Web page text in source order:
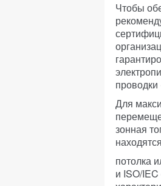
Чтобы
Для
зонная
потолка
и ISO/